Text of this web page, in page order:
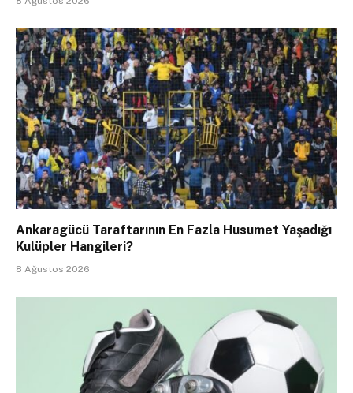
Ankaragücü Taraftarının En Fazla Husumet Yaşadığı
Kulüpler Hangileri?
8 Ağustos 2026